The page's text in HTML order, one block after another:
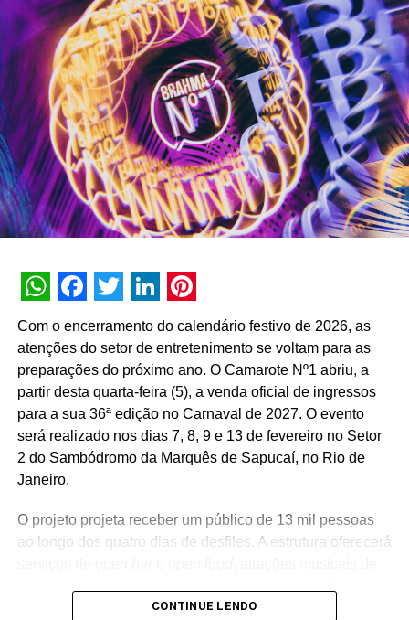
soma mais de 3 bilhões de interações históricas. No
primeiro semestre de 2026, a assistente registrou 74
milhões de interações, alcançando uma taxa de retenção
interna de 90% e índice de resolutividade de 87% nos
atendimentos.
Além da b.ia, o Meu Bradesco engloba ferramentas como
o E-agro — plataforma digital direcionada a produtores
rurais — e sistemas de recomendação de investimentos
suportados porGenAI(Inteligência Artificial Generativa),
que fornecem assessoria financeira automatizada e
A estratégia de divulgação da campanha engloba
peças deOut of Home(OOH) e ações com
influenciadores digitais, reforçando o posicionamento do
banco na transformação digital do setor financeiro.
WhatsApp
Facebook
Twitter
LinkedIn
Pinterest
Com o encerramento do calendário festivo de 2026, as
atenções do setor de entretenimento se voltam para as
preparações do próximo ano. O Camarote Nº1 abriu, a
partir desta quarta-feira (5), a venda oficial de ingressos
para a sua 36ª edição no Carnaval de 2027. O evento
será realizado nos dias 7, 8, 9 e 13 de fevereiro no Setor
2 do Sambódromo da Marquês de Sapucaí, no Rio de
Janeiro.
O projeto projeta receber um público de 13 mil pessoas
ao longo dos quatro dias de desfiles. A estrutura oferecerá
marcas parceiras. “O Camarote Nº1 é um projeto que faz
CONTINUE LENDO